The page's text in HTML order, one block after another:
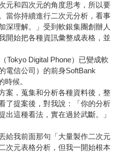
元和四次元的角度思考，所以要
當你持續進行二次元分析，看事
深理解。」受到軟銀集團創辦人
開始把各種資訊彙整成表格，並
Tokyo Digital Phone）已變成軟
電信公司）的前身SoftBank
候。
案，蒐集和分析各種資料後，整
了提案後，對我說：「你的分析
出這種看法，實在過於武斷。」
給我前面那句「大量製作二次元
次元表格分析，但我一開始根本